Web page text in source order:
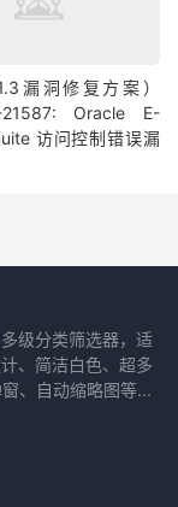
漏洞修复方案）
21587: Oracle E-
访问控制错误漏
级分类筛选器，适
、简洁白色、超多
、自动缩略图等...